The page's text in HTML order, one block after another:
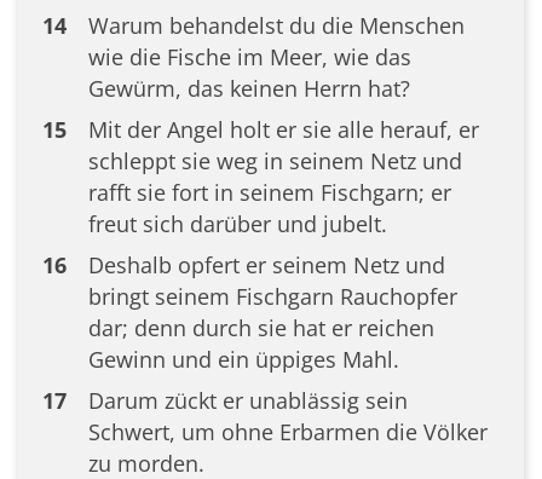
14
Warum behandelst du die Menschen
wie die Fische im Meer, wie das
Gewürm, das keinen Herrn hat?
15
Mit der Angel holt er sie alle herauf, er
schleppt sie weg in seinem Netz und
rafft sie fort in seinem Fischgarn; er
freut sich darüber und jubelt.
16
Deshalb opfert er seinem Netz und
bringt seinem Fischgarn Rauchopfer
dar; denn durch sie hat er reichen
Gewinn und ein üppiges Mahl.
17
Darum zückt er unablässig sein
Schwert, um ohne Erbarmen die Völker
zu morden.